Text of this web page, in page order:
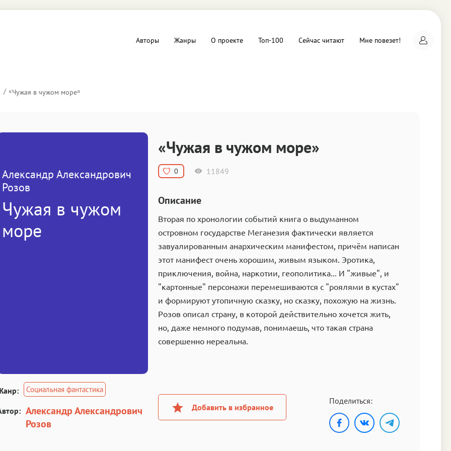
Драматургия
Компьютеры и Интернет
Фольклор
Авторы Жанры О проекте Топ-100 Сейчас читают Мне повезет!
«Чужая в чужом море»
Александр Александрович
Розов
Чужая в чужом
море
Социальная фантастика
Александр Александрович
Розов
«Чужая в чужом море»
0 11849
Описание
Вторая по хронологии событий книга о выдуманном
островном государстве Меганезия фактически является
завуалированным анархическим манифестом, причём написан
этот манифест очень хорошим, живым языком. Эротика,
приключения, война, наркотии, геополитика... И "живые", и
"картонные" персонажи перемешиваются с "роялями в кустах"
и формируют утопичную сказку, но сказку, похожую на жизнь.
Розов описал страну, в которой действительно хочется жить,
но, даже немного подумав, понимаешь, что такая страна
совершенно нереальна.
Добавить в избранное
Поделиться: